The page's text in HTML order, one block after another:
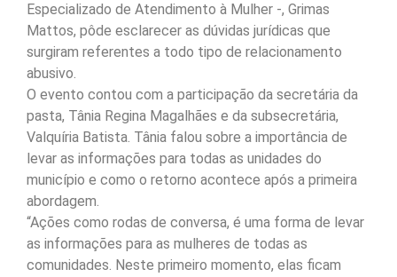
Especializado de Atendimento à Mulher -, Grimas
Mattos, pôde esclarecer as dúvidas jurídicas que
surgiram referentes a todo tipo de relacionamento
abusivo.
O evento contou com a participação da secretária da
pasta, Tânia Regina Magalhães e da subsecretária,
Valquíria Batista. Tânia falou sobre a importância de
levar as informações para todas as unidades do
município e como o retorno acontece após a primeira
abordagem.
“Ações como rodas de conversa, é uma forma de levar
as informações para as mulheres de todas as
comunidades. Neste primeiro momento, elas ficam